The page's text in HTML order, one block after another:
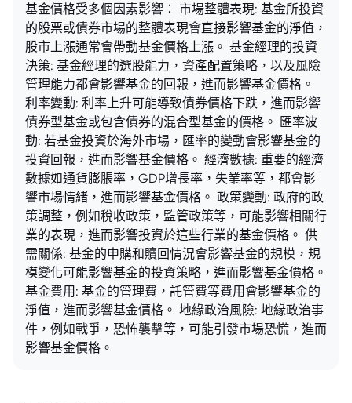
基金價格受多個因素影響： 市場整體表現: 基金所投資
的股票或債券市場的整體表現會直接影響基金的淨值，
股市上漲通常會帶動基金價格上漲。 基金經理的投資
決策: 基金經理的選股能力，資產配置策略，以及風險
管理能力都會影響基金的回報，進而影響基金價格。
利率變動: 利率上升可能導致債券價格下跌，進而影響
債券型基金或包含債券的混合型基金的價格。 匯率波
動: 若基金投資於海外市場，匯率的變動會影響基金的
投資回報，進而影響基金價格。 經濟數據: 重要的經濟
數據如通貨膨脹率，GDP增長率，失業率等，都會影
響市場情緒，進而影響基金價格。 政策變動: 政府的政
策調整，例如稅收政策，監管政策等，可能影響相關行
業的表現，進而影響投資於這些行業的基金價格。 供
需關係: 基金的申購和贖回情況會影響基金的規模，規
模變化可能影響基金的投資策略，進而影響基金價格。
基金費用: 基金的管理費，託管費等費用會影響基金的
淨值，進而影響基金價格。 地緣政治風險: 地緣政治事
件，例如戰爭，恐怖襲擊等，可能引發市場恐慌，進而
影響基金價格。